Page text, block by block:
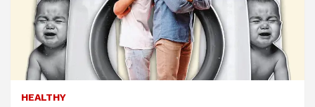
HEALTHY